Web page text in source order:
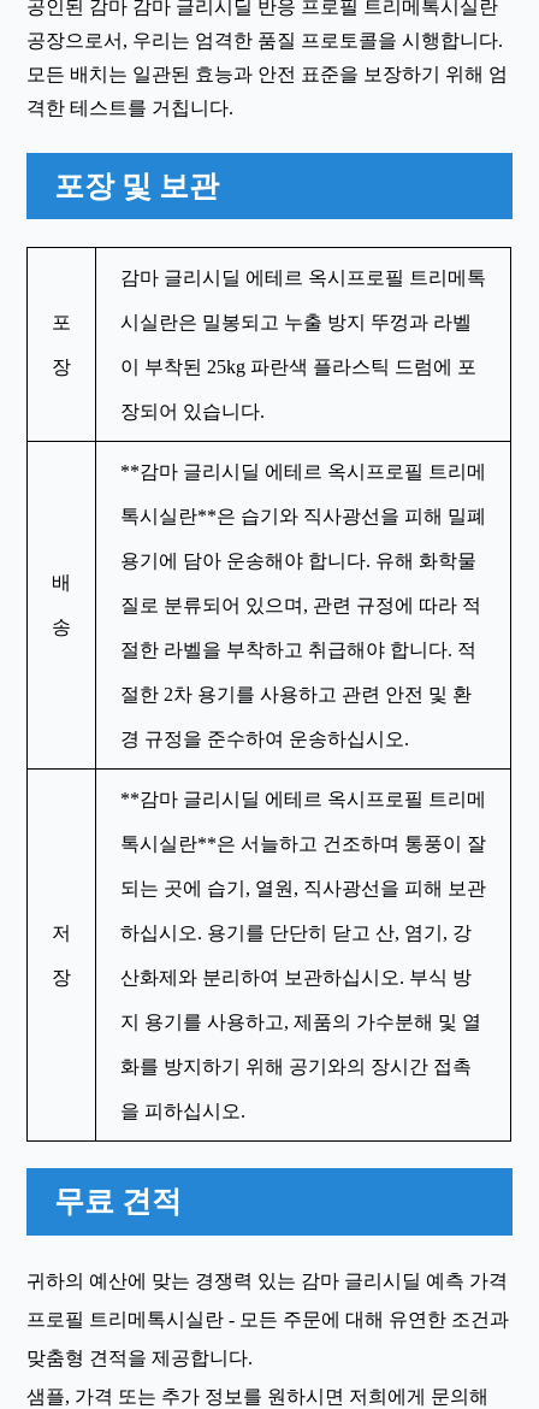
공인된 감마 감마 글리시딜 반응 프로필 트리메톡시실란
공장으로서, 우리는 엄격한 품질 프로토콜을 시행합니다.
모든 배치는 일관된 효능과 안전 표준을 보장하기 위해 엄
격한 테스트를 거칩니다.
포장 및 보관
포
장
감마 글리시딜 에테르 옥시프로필 트리메톡
시실란은 밀봉되고 누출 방지 뚜껑과 라벨
이 부착된 25kg 파란색 플라스틱 드럼에 포
장되어 있습니다.
배
송
**감마 글리시딜 에테르 옥시프로필 트리메
톡시실란**은 습기와 직사광선을 피해 밀폐
용기에 담아 운송해야 합니다. 유해 화학물
질로 분류되어 있으며, 관련 규정에 따라 적
절한 라벨을 부착하고 취급해야 합니다. 적
절한 2차 용기를 사용하고 관련 안전 및 환
경 규정을 준수하여 운송하십시오.
저
장
**감마 글리시딜 에테르 옥시프로필 트리메
톡시실란**은 서늘하고 건조하며 통풍이 잘
되는 곳에 습기, 열원, 직사광선을 피해 보관
하십시오. 용기를 단단히 닫고 산, 염기, 강
산화제와 분리하여 보관하십시오. 부식 방
지 용기를 사용하고, 제품의 가수분해 및 열
화를 방지하기 위해 공기와의 장시간 접촉
을 피하십시오.
무료 견적
귀하의 예산에 맞는 경쟁력 있는 감마 글리시딜 예측 가격
프로필 트리메톡시실란 - 모든 주문에 대해 유연한 조건과
맞춤형 견적을 제공합니다.
샘플, 가격 또는 추가 정보를 원하시면 저희에게 문의해